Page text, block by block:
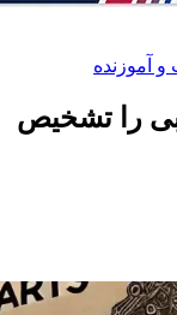
آموزنده
را تشخیص